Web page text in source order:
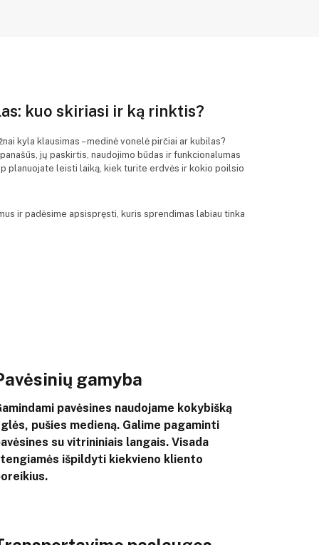
kuo skiriasi ir ką rinktis?
kyla klausimas – medinė vonelė pirčiai ar kubilas?
jų paskirtis, naudojimo būdas ir funkcionalumas
planuojate leisti laiką, kiek turite erdvės ir kokio poilsio
ir padėsime apsispręsti, kuris sprendimas labiau tinka
gamyba
pavėsines naudojame kokybišką
pušies medieną. Galime pagaminti
su vitrininiais langais. Visada
išpildyti kiekvieno kliento